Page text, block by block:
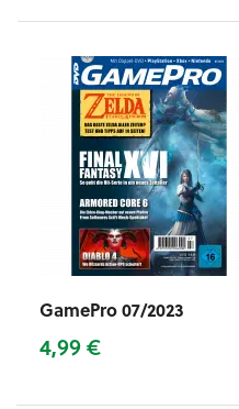
GamePro 07/2023
4,99 €